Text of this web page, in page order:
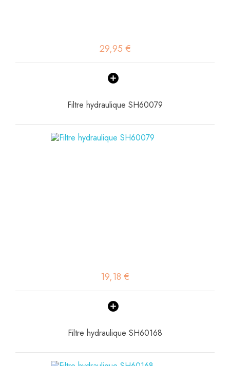
29,95 €
Filtre hydraulique SH60079
19,18 €
Filtre hydraulique SH60168